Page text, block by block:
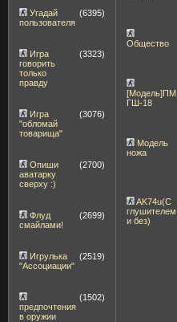
Угадай
пользователя
(6395)
Игра
говорить
только
правду
(3323)
Игра
"обломай
товарища"
(3076)
Опиши
аватарку
сверху :)
(2700)
Флуд
смайлами!
(2699)
Игрулька
"Ассоциации"
(2519)
предпочтения
в оружии
(1502)
Общество
[Модель]ПМ
ГШ-18
Модель
ножа
AK74u(С
глушителем
и без)